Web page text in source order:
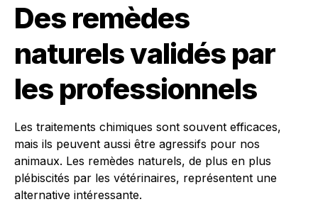
Des remèdes
naturels validés par
les professionnels
Les traitements chimiques sont souvent efficaces,
mais ils peuvent aussi être agressifs pour nos
animaux. Les remèdes naturels, de plus en plus
plébiscités par les vétérinaires, représentent une
alternative intéressante.